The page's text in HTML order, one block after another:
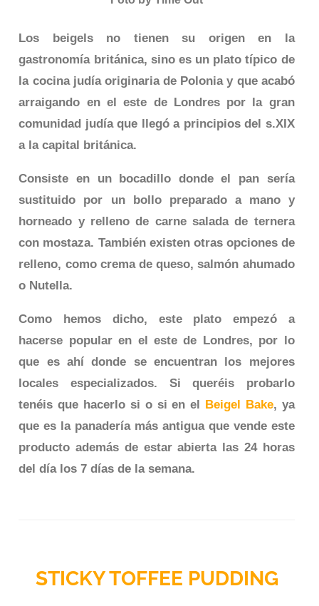
Los beigels no tienen su origen en la
gastronomía británica, sino es un plato típico de
la cocina judía originaria de Polonia y que acabó
arraigando en el este de Londres por la gran
comunidad judía que llegó a principios del s.XIX
a la capital británica.
Consiste en un bocadillo donde el pan sería
sustituido por un bollo preparado a mano y
horneado y relleno de carne salada de ternera
con mostaza. También existen otras opciones de
relleno, como crema de queso, salmón ahumado
o Nutella.
Como hemos dicho, este plato empezó a
hacerse popular en el este de Londres, por lo
que es ahí donde se encuentran los mejores
locales especializados. Si queréis probarlo
tenéis que hacerlo si o si en el Beigel Bake, ya
que es la panadería más antigua que vende este
producto además de estar abierta las 24 horas
del día los 7 días de la semana.
STICKY TOFFEE PUDDING